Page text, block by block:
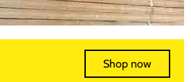
Shop now